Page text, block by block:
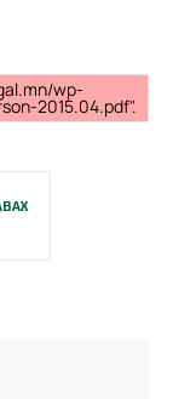
wp-
2015.04.pdf".